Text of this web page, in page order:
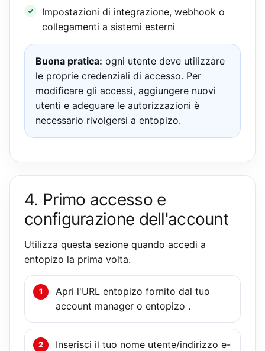
Impostazioni di integrazione, webhook o
collegamenti a sistemi esterni
Buona pratica: ogni utente deve utilizzare
le proprie credenziali di accesso. Per
modificare gli accessi, aggiungere nuovi
utenti e adeguare le autorizzazioni è
necessario rivolgersi a entopizo.
4. Primo accesso e
configurazione dell'account
Utilizza questa sezione quando accedi a
entopizo la prima volta.
Apri l'URL entopizo fornito dal tuo
account manager o entopizo .
Inserisci il tuo nome utente/indirizzo e-